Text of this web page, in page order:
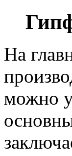
На
можно